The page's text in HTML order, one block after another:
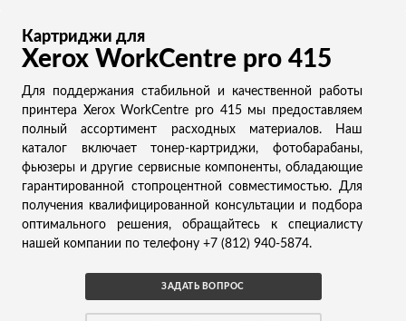
Картриджи для
Xerox WorkCentre pro 415
Для поддержания стабильной и качественной работы
принтера Xerox WorkCentre pro 415 мы предоставляем
полный ассортимент расходных материалов. Наш
каталог включает тонер-картриджи, фотобарабаны,
фьюзеры и другие сервисные компоненты, обладающие
гарантированной стопроцентной совместимостью. Для
получения квалифицированной консультации и подбора
оптимального решения, обращайтесь к специалисту
нашей компании по телефону +7 (812) 940-5874.
ЗАДАТЬ ВОПРОС